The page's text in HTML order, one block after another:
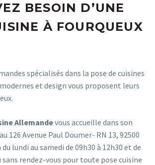
BESOIN D’UNE
À FOURQUEUX
spécialisés dans la pose de cuisines
et design vous proposent leurs
Allemandevous accueille dans son
126 Avenue Paul Doumer- RN 13, 92500
lundi au samedi de 09h30 à 12h30 et de
sans rendez-vous pour toute pose cuisine